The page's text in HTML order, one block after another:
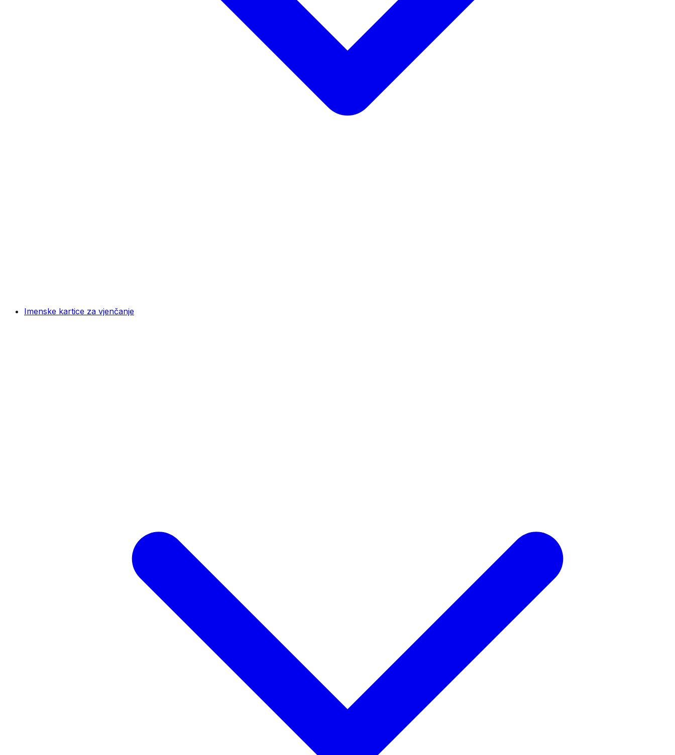
Imenske kartice za vjenčanje